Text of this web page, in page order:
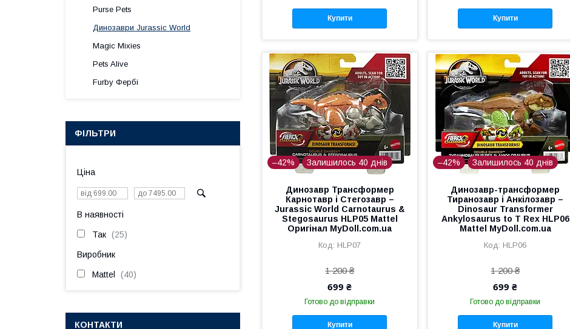
Купити Купити
–42% Залишилось 40 днів
Динозавр Трансформер
Карнотавр і Стегозавр –
Jurassic World Carnotaurus &
Stegosaurus HLP05 Mattel
Оригінал MyDoll.com.ua
HLP07
1 200 ₴
699 ₴
Готово до відправки
Купити
–42% Залишилось 40 днів
Динозавр-трансформер
Тиранозавр і Анкілозавр –
Dinosaur Transformer
Ankylosaurus to T Rex HLP06
Mattel MyDoll.com.ua
HLP06
1 200 ₴
699 ₴
Готово до відправки
Купити
Purse Pets
Динозаври Jurassic World
Magic Mixies
Pets Alive
Furby Фербі
ФІЛЬТРИ
Ціна
В наявності
Так 25
Виробник
Mattel 40
КОНТАКТИ